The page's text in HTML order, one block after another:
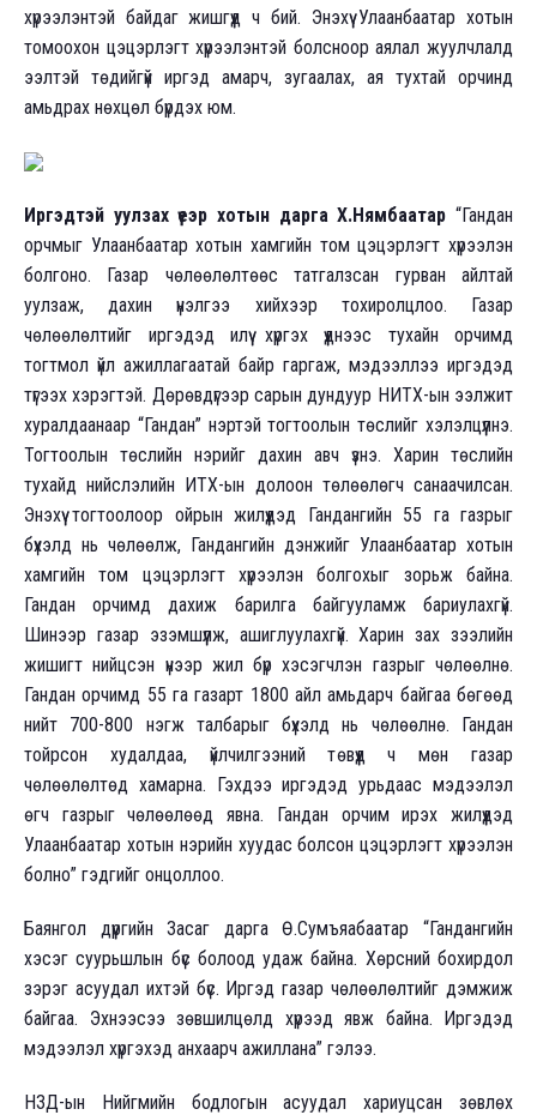
хүрээлэнтэй байдаг жишгүүд ч бий. Энэхүү Улаанбаатар хотын
томоохон цэцэрлэгт хүрээлэнтэй болсноор аялал жуулчлалд
ээлтэй төдийгүй иргэд амарч, зугаалах, ая тухтай орчинд
амьдрах нөхцөл бүрдэх юм.
Иргэдтэй уулзах үеэр хотын дарга Х.Нямбаатар “Гандан
орчмыг Улаанбаатар хотын хамгийн том цэцэрлэгт хүрээлэн
болгоно. Газар чөлөөлөлтөөс татгалзсан гурван айлтай
уулзаж, дахин үнэлгээ хийхээр тохиролцлоо. Газар
чөлөөлөлтийг иргэдэд илүү хүргэх үүднээс тухайн орчимд
тогтмол үйл ажиллагаатай байр гаргаж, мэдээллээ иргэдэд
түгээх хэрэгтэй. Дөрөвдүгээр сарын дундуур НИТХ-ын ээлжит
хуралдаанаар “Гандан” нэртэй тогтоолын төслийг хэлэлцүүлнэ.
Тогтоолын төслийн нэрийг дахин авч үзнэ. Харин төслийн
тухайд нийслэлийн ИТХ-ын долоон төлөөлөгч санаачилсан.
Энэхүү тогтоолоор ойрын жилүүдэд Гандангийн 55 га газрыг
бүхэлд нь чөлөөлж, Гандангийн дэнжийг Улаанбаатар хотын
хамгийн том цэцэрлэгт хүрээлэн болгохыг зорьж байна.
Гандан орчимд дахиж барилга байгууламж бариулахгүй.
Шинээр газар эзэмшүүлж, ашиглуулахгүй. Харин зах зээлийн
жишигт нийцсэн үнээр жил бүр хэсэгчлэн газрыг чөлөөлнө.
Гандан орчимд 55 га газарт 1800 айл амьдарч байгаа бөгөөд
нийт 700-800 нэгж талбарыг бүхэлд нь чөлөөлнө. Гандан
тойрсон худалдаа, үйлчилгээний төвүүд ч мөн газар
чөлөөлөлтөд хамарна. Гэхдээ иргэдэд урьдаас мэдээлэл
өгч газрыг чөлөөлөөд явна. Гандан орчим ирэх жилүүдэд
Улаанбаатар хотын нэрийн хуудас болсон цэцэрлэгт хүрээлэн
болно” гэдгийг онцоллоо.
Баянгол дүүргийн Засаг дарга Ө.Сумъяабаатар “Гандангийн
хэсэг суурьшлын бүс болоод удаж байна. Хөрсний бохирдол
зэрэг асуудал ихтэй бүс. Иргэд газар чөлөөлөлтийг дэмжиж
байгаа. Эхнээсээ зөвшилцөлд хүрээд явж байна. Иргэдэд
мэдээлэл хүргэхэд анхаарч ажиллана” гэлээ.
НЗД-ын Нийгмийн бодлогын асуудал хариуцсан зөвлөх